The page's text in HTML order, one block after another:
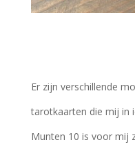
Er zijn verschillende
tarotkaarten die mij in
Munten 10 is voor mij